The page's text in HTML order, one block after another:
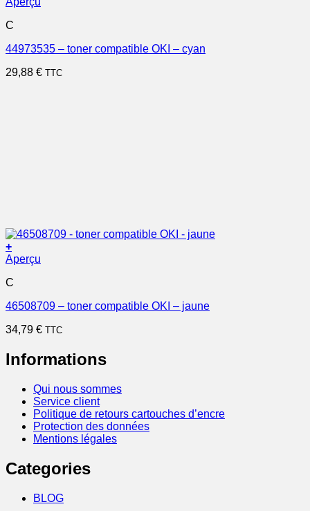
C
44973535 – toner compatible OKI – cyan
29,88 € TTC
+
Aperçu
C
46508709 – toner compatible OKI – jaune
34,79 € TTC
Informations
Qui nous sommes
Service client
Politique de retours cartouches d’encre
Protection des données
Mentions légales
Categories
BLOG